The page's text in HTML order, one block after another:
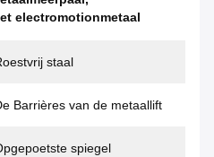
electromotionmetaal
staal
Barrières van de metaallift
spiegel